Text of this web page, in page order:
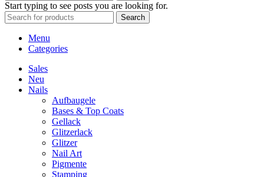
Start typing to see posts you are looking for.
Search
Menu
Categories
Sales
Neu
Nails
Aufbaugele
Bases & Top Coats
Gellack
Glitzerlack
Glitzer
Nail Art
Pigmente
Stamping